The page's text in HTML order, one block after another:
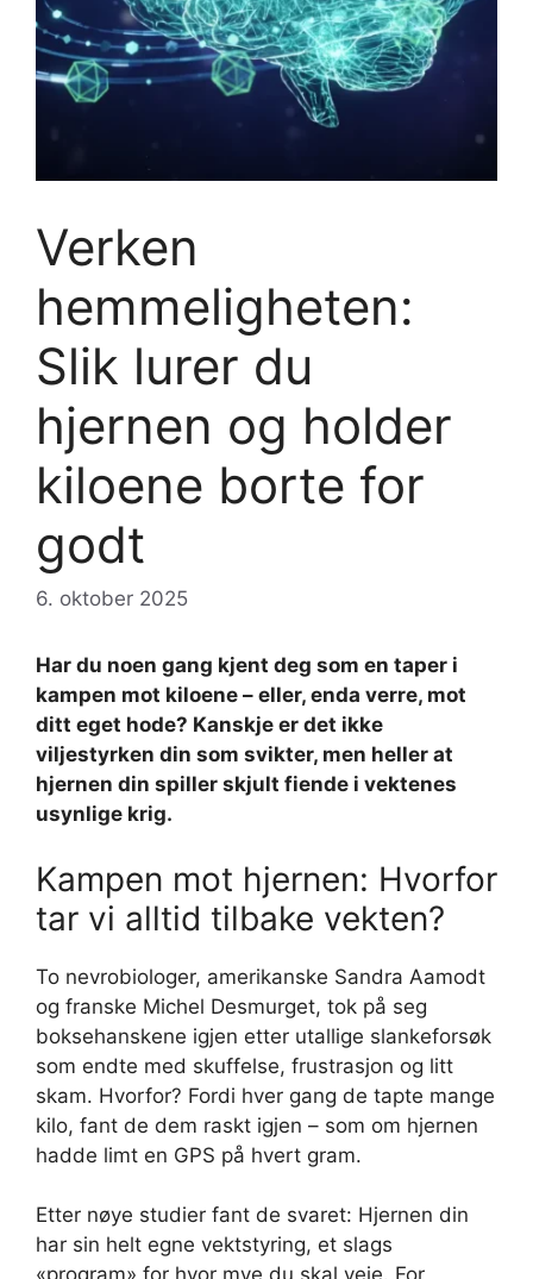
Verken
hemmeligheten:
Slik lurer du
hjernen og holder
kiloene borte for
godt
6. oktober 2025
Har du noen gang kjent deg som en taper i
kampen mot kiloene – eller, enda verre, mot
ditt eget hode? Kanskje er det ikke
viljestyrken din som svikter, men heller at
hjernen din spiller skjult fiende i vektenes
usynlige krig.
Kampen mot hjernen: Hvorfor
tar vi alltid tilbake vekten?
To nevrobiologer, amerikanske Sandra Aamodt
og franske Michel Desmurget, tok på seg
boksehanskene igjen etter utallige slankeforsøk
som endte med skuffelse, frustrasjon og litt
skam. Hvorfor? Fordi hver gang de tapte mange
kilo, fant de dem raskt igjen – som om hjernen
hadde limt en GPS på hvert gram.
Etter nøye studier fant de svaret: Hjernen din
har sin helt egne vektstyring, et slags